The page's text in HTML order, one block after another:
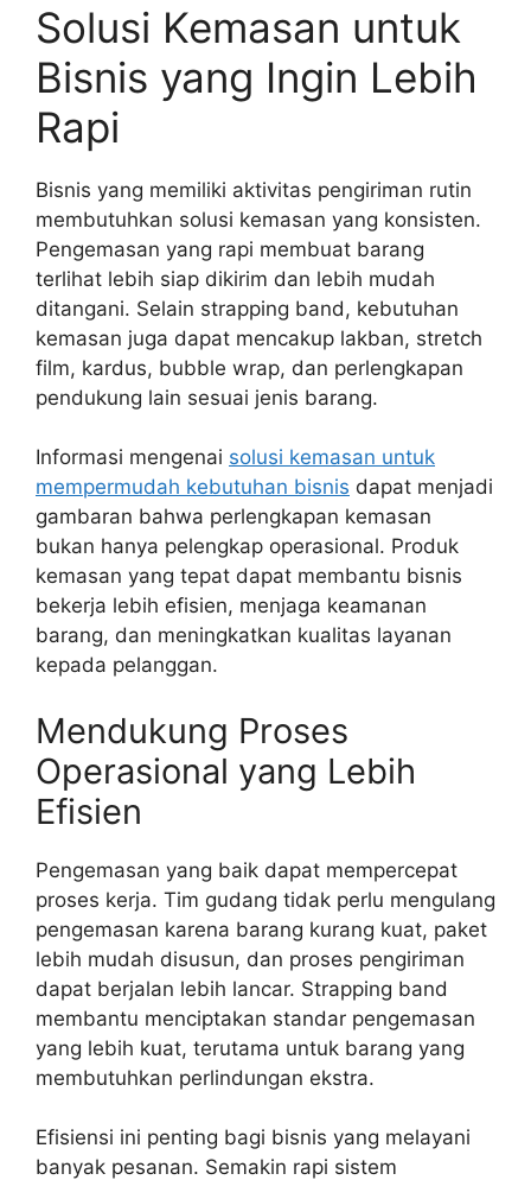
Solusi Kemasan untuk
Bisnis yang Ingin Lebih
Rapi
Bisnis yang memiliki aktivitas pengiriman rutin
membutuhkan solusi kemasan yang konsisten.
Pengemasan yang rapi membuat barang
terlihat lebih siap dikirim dan lebih mudah
ditangani. Selain strapping band, kebutuhan
kemasan juga dapat mencakup lakban, stretch
film, kardus, bubble wrap, dan perlengkapan
pendukung lain sesuai jenis barang.
Informasi mengenai solusi kemasan untuk
mempermudah kebutuhan bisnis dapat menjadi
gambaran bahwa perlengkapan kemasan
bukan hanya pelengkap operasional. Produk
kemasan yang tepat dapat membantu bisnis
bekerja lebih efisien, menjaga keamanan
barang, dan meningkatkan kualitas layanan
kepada pelanggan.
Mendukung Proses
Operasional yang Lebih
Efisien
Pengemasan yang baik dapat mempercepat
proses kerja. Tim gudang tidak perlu mengulang
pengemasan karena barang kurang kuat, paket
lebih mudah disusun, dan proses pengiriman
dapat berjalan lebih lancar. Strapping band
membantu menciptakan standar pengemasan
yang lebih kuat, terutama untuk barang yang
membutuhkan perlindungan ekstra.
Efisiensi ini penting bagi bisnis yang melayani
banyak pesanan. Semakin rapi sistem